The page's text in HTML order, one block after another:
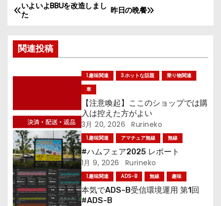
投
ナ
ビ
ー
シ
ョ
ン
昨日の晩餐
いよいよBBUを改造しまし
た
関連投稿
1.趣味関連 3.ホットな話題
乗り物関連
車
【注意喚起】ここのショップでは購
入は控えた方がよい
3月 20, 2026 Rurineko
1.趣味関連 アマチュア無線 無線
#ハムフェア2025 レポート
1月 9, 2026 Rurineko
1.趣味関連 ADS-B 無線 趣味
本気でADS-B受信環境運用 第1回
#ADS-B